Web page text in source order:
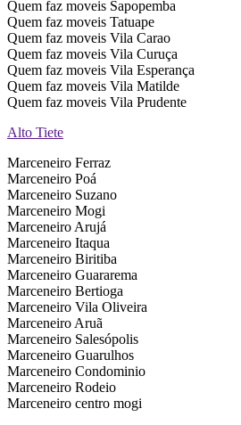
Quem faz moveis Sapopemba
Quem faz moveis Tatuape
Quem faz moveis Vila Carao
Quem faz moveis Vila Curuça
Quem faz moveis Vila Esperança
Quem faz moveis Vila Matilde
Quem faz moveis Vila Prudente
Alto Tiete
Marceneiro Ferraz
Marceneiro Poá
Marceneiro Suzano
Marceneiro Mogi
Marceneiro Arujá
Marceneiro Itaqua
Marceneiro Biritiba
Marceneiro Guararema
Marceneiro Bertioga
Marceneiro Vila Oliveira
Marceneiro Aruã
Marceneiro Salesópolis
Marceneiro Guarulhos
Marceneiro Condominio
Marceneiro Rodeio
Marceneiro centro mogi